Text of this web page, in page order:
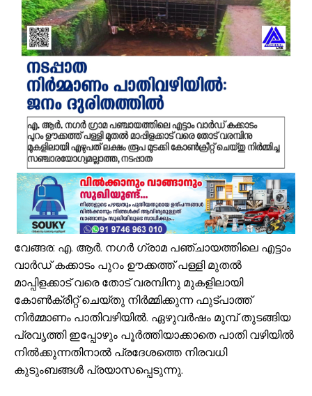
എസ്. എം. സർവർ മെഗാ ക്വിസ് -മലപ്പുറം ഈസ്റ്റ് സോൺ മത്സരം
സൗദിയിൽ വാഹനാപകടത്തിൽ മൂന്നിയൂർ സ്വദേശി മരണപ്പെട്ടു
ഓണക്കാലത്തെ റേഷൻ വിതരണം തിങ്കളാഴ്ച മുതൽ;
സംവരണ നിയമനങ്ങളിൽ സ്പെഷ്യൽ റിക്രൂട്ട്മെന്റ് നടത്തണം:
ഇൻഫാന്റിനോക്കെതിരെ അവിശ്വാസ പ്രമേയ നീക്കവുമായി
എസ്.എം.സർവർ മെഗാ ഉറുദു ക്വിസ് മത്സരം സമാപിച്ചു
ഒതുക്കുങ്ങൽ ഗവൺമെന്റ് ഹയർ സെക്കന്ററി സ്കൂളിന് പ്രത്യേക
വേങ്ങര ടൗൺ പൗരസമിതി ഫുട്ബോൾ പ്രവചന മത്സരം: വിജയിക്ക്
ശിഹാബ് തങ്ങളെ അനുസ്മരിച്ച് പി.കെ. കുഞ്ഞാലിക്കുട്ടി
കൂരിയാട് വ്യാപാരി വ്യവസായി ഏകോപന സമിതിയുടെ
വേങ്ങര: എ. ആർ. നഗർ ഗ്രാമ പഞ്ചായത്തിലെ എട്ടാം
വാർഡ് കക്കാടം പുറം ഊക്കത്ത് പള്ളി മുതൽ
മാപ്പിളക്കാട് വരെ തോട് വരമ്പിനു മുകളിലായി
കോൺക്രീറ്റ് ചെയ്തു നിർമ്മിക്കുന്ന ഫുട്പാത്ത്
നിർമ്മാണം പാതിവഴിയിൽ. ഏഴുവർഷം മുമ്പ് തുടങ്ങിയ
പ്രവൃത്തി ഇപ്പോഴും പൂർത്തിയാക്കാതെ പാതി വഴിയിൽ
നിൽക്കുന്നതിനാൽ പ്രദേശത്തെ നിരവധി
കുടുംബങ്ങൾ പ്രയാസപ്പെടുന്നു.